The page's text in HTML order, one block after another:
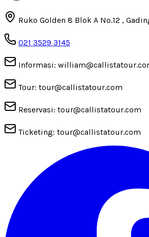
Ruko Golden 8 Blok A No.12 ,
021 3529 3145
Informasi:
Tour: tour@callistatour.com
Reservasi: tour@callistatour.com
Ticketing: tour@callistatour.com